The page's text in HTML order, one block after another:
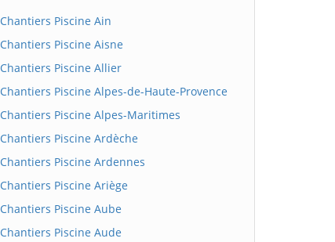
Chantiers Piscine Ain
Chantiers Piscine Aisne
Chantiers Piscine Allier
Chantiers Piscine Alpes-de-Haute-Provence
Chantiers Piscine Alpes-Maritimes
Chantiers Piscine Ardèche
Chantiers Piscine Ardennes
Chantiers Piscine Ariège
Chantiers Piscine Aube
Chantiers Piscine Aude